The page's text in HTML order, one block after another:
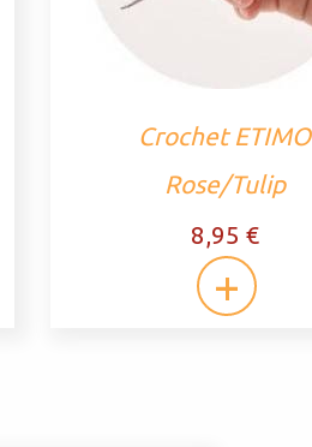
Crochet ETIMO
Rose/Tulip
8,95 €